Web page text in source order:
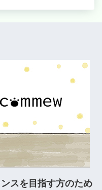
スを目指す方のため